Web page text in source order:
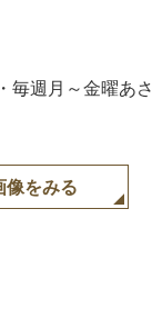
週月～金曜あ
像をみる